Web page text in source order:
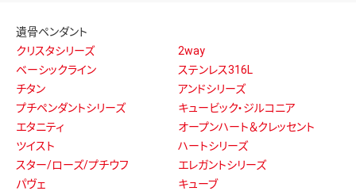
遺骨ペンダント
クリスタシリーズ
2way
ベーシックライン
ステンレス316L
チタン
アンドシリーズ
プチペンダントシリーズ
キュービック・ジルコニア
エタニティ
オープンハート＆クレッセント
ツイスト
ハートシリーズ
スター/ローズ/プチウフ
エレガントシリーズ
パヴェ
キューブ